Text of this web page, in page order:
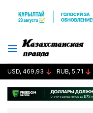
USD, 469,93 RUB, 5,71